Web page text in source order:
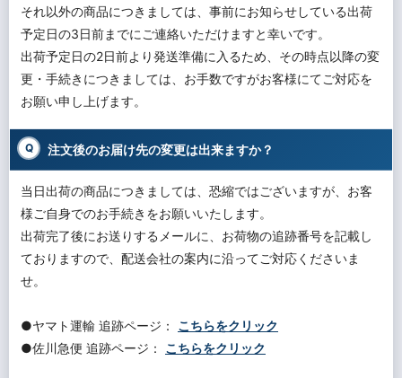
それ以外の商品につきましては、事前にお知らせしている出荷
予定日の3日前までにご連絡いただけますと幸いです。
出荷予定日の2日前より発送準備に入るため、その時点以降の変
更・手続きにつきましては、お手数ですがお客様にてご対応を
お願い申し上げます。
注文後のお届け先の変更は出来ますか？
当日出荷の商品につきましては、恐縮ではございますが、お客
様ご自身でのお手続きをお願いいたします。
出荷完了後にお送りするメールに、お荷物の追跡番号を記載し
ておりますので、配送会社の案内に沿ってご対応くださいま
せ。
●ヤマト運輸 追跡ページ： こちらをクリック
●佐川急便 追跡ページ： こちらをクリック